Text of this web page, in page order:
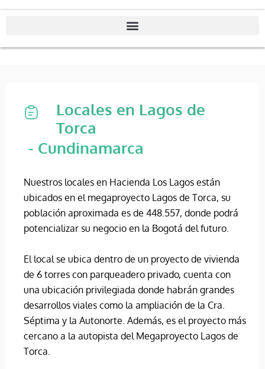
Locales en Lagos de
Torca
- Cundinamarca
Nuestros locales en Hacienda Los Lagos están
ubicados en el megaproyecto Lagos de Torca, su
población aproximada es de 448.557, donde podrá
potencializar su negocio en la Bogotá del futuro.
El local se ubica dentro de un proyecto de vivienda
de 6 torres con parqueadero privado, cuenta con
una ubicación privilegiada donde habrán grandes
desarrollos viales como la ampliación de la Cra.
Séptima y la Autonorte. Además, es el proyecto más
cercano a la autopista del Megaproyecto Lagos de
Torca.